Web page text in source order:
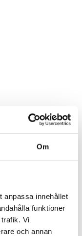
Om
anpassa innehållet
funktioner
Vi
och annan